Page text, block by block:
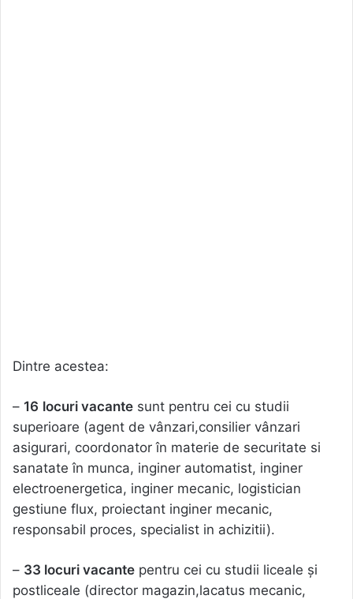
Dintre acestea:
– 16 locuri vacante sunt pentru cei cu studii
superioare (agent de vânzari,consilier vânzari
asigurari, coordonator în materie de securitate si
sanatate în munca, inginer automatist, inginer
electroenergetica, inginer mecanic, logistician
gestiune flux, proiectant inginer mecanic,
responsabil proces, specialist in achizitii).
– 33 locuri vacante pentru cei cu studii liceale și
postliceale (director magazin,lacatus mecanic,